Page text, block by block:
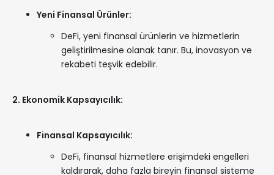
Yeni Finansal Ürünler:
DeFi, yeni finansal ürünlerin ve hizmetlerin
geliştirilmesine olanak tanır. Bu, inovasyon ve
rekabeti teşvik edebilir.
2. Ekonomik Kapsayıcılık:
Finansal Kapsayıcılık:
DeFi, finansal hizmetlere erişimdeki engelleri
kaldırarak, daha fazla bireyin finansal sisteme